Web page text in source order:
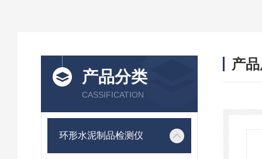
产品分类
CASSIFICATION
环形水泥制品检测仪
产